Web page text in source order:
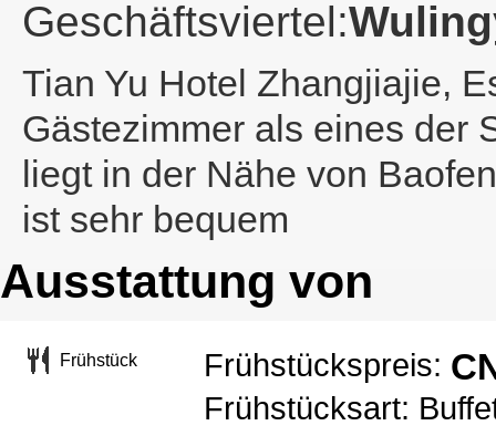
Geschäftsviertel:
Tian Yu Hotel Zhangjiajie,
Gästezimmer als eines der
liegt in der Nähe von
ist sehr bequem
Ausstattung von
Frühstück Frühstückspreis:
Frühstücksart: